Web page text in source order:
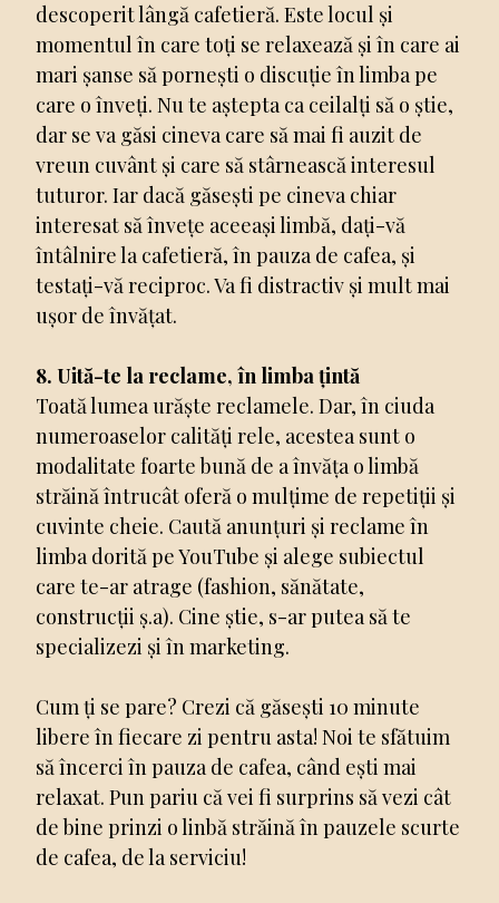
descoperit lângă cafetieră. Este locul și
momentul în care toți se relaxează și în care ai
mari șanse să pornești o discuție în limba pe
care o înveți. Nu te aștepta ca ceilalți să o știe,
dar se va găsi cineva care să mai fi auzit de
vreun cuvânt și care să stârnească interesul
tuturor. Iar dacă găsești pe cineva chiar
interesat să învețe aceeași limbă, dați-vă
întâlnire la cafetieră, în pauza de cafea, și
testați-vă reciproc. Va fi distractiv și mult mai
ușor de învățat.
8. Uită-te la reclame, în limba țintă
Toată lumea urăște reclamele. Dar, în ciuda
numeroaselor calități rele, acestea sunt o
modalitate foarte bună de a învăța o limbă
străină întrucât oferă o mulțime de repetiții și
cuvinte cheie. Caută anunțuri și reclame în
limba dorită pe YouTube și alege subiectul
care te-ar atrage (fashion, sănătate,
construcții ș.a). Cine știe, s-ar putea să te
specializezi și în marketing.
Cum ți se pare? Crezi că găsești 10 minute
libere în fiecare zi pentru asta! Noi te sfătuim
să încerci în pauza de cafea, când ești mai
relaxat. Pun pariu că vei fi surprins să vezi cât
de bine prinzi o linbă străină în pauzele scurte
de cafea, de la serviciu!